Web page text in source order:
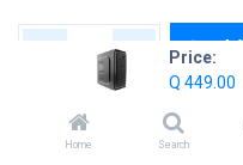
Price:
Q 449.00
Home Search
Entrega calculada:2 día(s)